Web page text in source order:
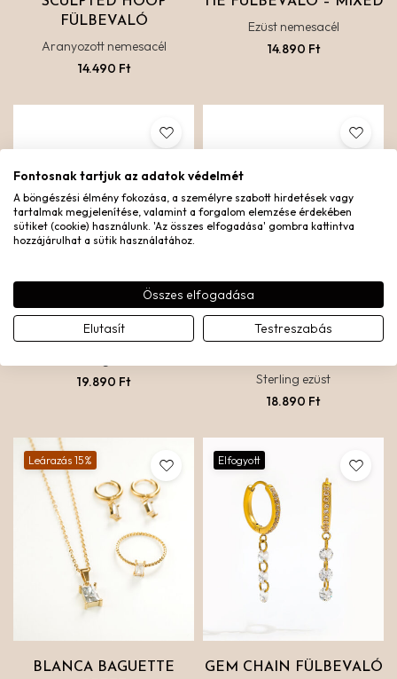
FÜLBEVALÓ
Aranyozott nemesacél
14.490 Ft
Ezüst nemesacél
14.890 Ft
RÓZA FÜLBEVALÓ
19.890 Ft
DIANA FÜLBEVALÓ –
Sterling ezüst
18.890 Ft
Leárazás 15%
BLANCA BAGUETTE
Elfogyott
GEM CHAIN FÜLBEVALÓ
Fontosnak tartjuk az adatok védelmét
A böngészési élmény fokozása, a személyre szabott hirdetések vagy
tartalmak megjelenítése, valamint a forgalom elemzése érdekében
sütiket (cookie) használunk. 'Az összes elfogadása' gombra kattintva
hozzájárulhat a sütik használatához.
Összes elfogadása
Elutasít Testreszabás